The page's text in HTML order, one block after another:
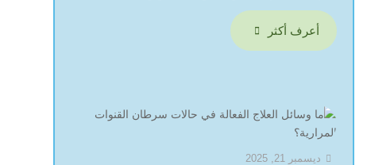
أعرف أكثر 
 ديسمبر 21, 2025